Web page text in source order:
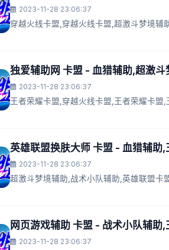
2023-11-28 23:06:37
穿越火线卡盟,穿越火线卡盟,超激斗梦境辅
独爱辅助网 卡盟 - 血猎辅助,超激
2023-11-28 23:06:37
王者荣耀卡盟,穿越火线卡盟,王者荣耀卡盟
英雄联盟换肤大师 卡盟 - 血猎辅助
2023-11-28 23:06:37
超激斗梦境辅助,战术小队辅助,英雄联盟卡
网页游戏辅助 卡盟 - 战术小队辅
2023-11-28 23:06:37